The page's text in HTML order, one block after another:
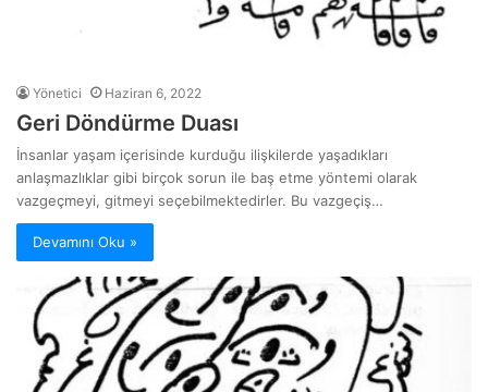
Yönetici Haziran 6, 2022
Geri Döndürme Duası
İnsanlar yaşam içerisinde kurduğu ilişkilerde yaşadıkları
anlaşmazlıklar gibi birçok sorun ile baş etme yöntemi olarak
vazgeçmeyi, gitmeyi seçebilmektedirler. Bu vazgeçiş…
Devamını Oku »